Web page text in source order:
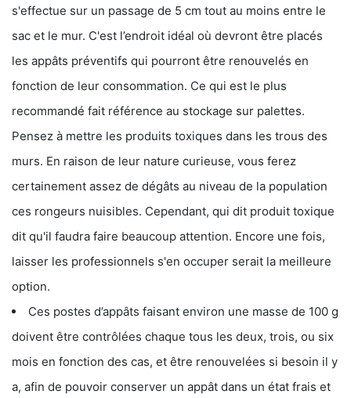
s'effectue sur un passage de 5 cm tout au moins entre le
sac et le mur. C'est l’endroit idéal où devront être placés
les appâts préventifs qui pourront être renouvelés en
fonction de leur consommation. Ce qui est le plus
recommandé fait référence au stockage sur palettes.
Pensez à mettre les produits toxiques dans les trous des
murs. En raison de leur nature curieuse, vous ferez
certainement assez de dégâts au niveau de la population
ces rongeurs nuisibles. Cependant, qui dit produit toxique
dit qu'il faudra faire beaucoup attention. Encore une fois,
laisser les professionnels s'en occuper serait la meilleure
option.
Ces postes d’appâts faisant environ une masse de 100 g
doivent être contrôlées chaque tous les deux, trois, ou six
mois en fonction des cas, et être renouvelées si besoin il y
a, afin de pouvoir conserver un appât dans un état frais et